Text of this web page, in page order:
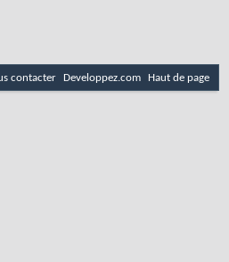
contacter Developpez.com Haut de page